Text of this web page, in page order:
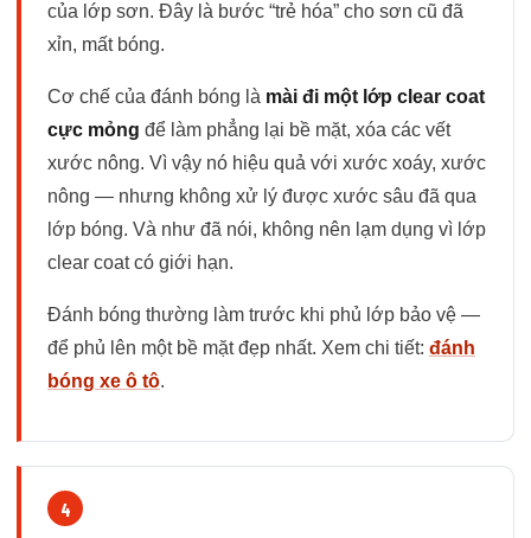
của lớp sơn. Đây là bước “trẻ hóa” cho sơn cũ đã
xỉn, mất bóng.
Cơ chế của đánh bóng là mài đi một lớp clear coat
cực mỏng để làm phẳng lại bề mặt, xóa các vết
xước nông. Vì vậy nó hiệu quả với xước xoáy, xước
nông — nhưng không xử lý được xước sâu đã qua
lớp bóng. Và như đã nói, không nên lạm dụng vì lớp
clear coat có giới hạn.
Đánh bóng thường làm trước khi phủ lớp bảo vệ —
để phủ lên một bề mặt đẹp nhất. Xem chi tiết: đánh
bóng xe ô tô.
4